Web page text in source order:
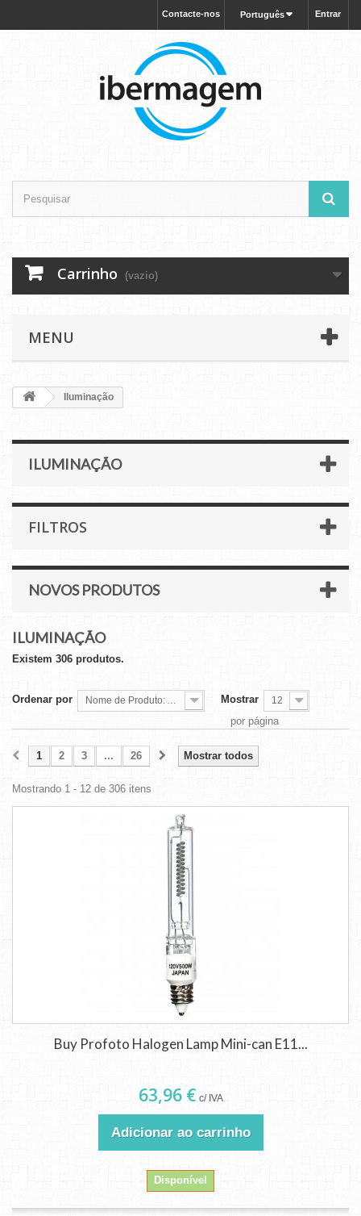
Entrar
Português
Contacte-nos
Carrinho (vazio)
MENU
Iluminação
ILUMINAÇÃO
FILTROS
NOVOS PRODUTOS
ILUMINAÇÃO
Existem 306 produtos.
Ordenar por Nome de Produto: A a Z Mostrar 12
por página
Mostrar todos
1 2 3 ... 26
Mostrando 1 - 12 de 306 itens
Buy Profoto Halogen Lamp Mini-can E11...
63,96 € c/ IVA
Adicionar ao carrinho
Disponível